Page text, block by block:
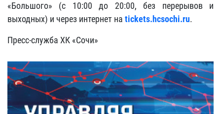
«Большого» (с 10:00 до 20:00, без перерывов и
выходных) и через интернет на tickets.hcsochi.ru.
Пресс-служба ХК «Сочи»